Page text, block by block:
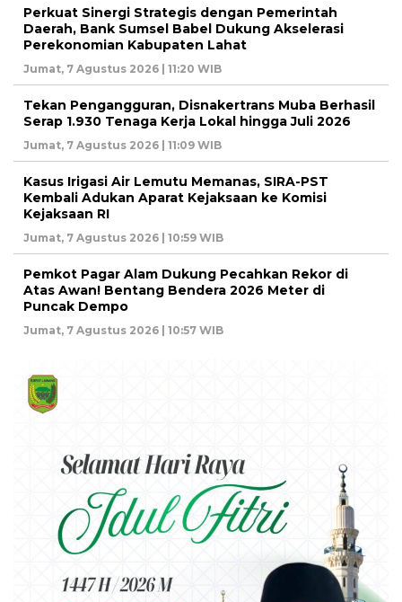
Perkuat Sinergi Strategis dengan Pemerintah
Daerah, Bank Sumsel Babel Dukung Akselerasi
Perekonomian Kabupaten Lahat
Jumat, 7 Agustus 2026 | 11:20 WIB
Tekan Pengangguran, Disnakertrans Muba Berhasil
Serap 1.930 Tenaga Kerja Lokal hingga Juli 2026
Jumat, 7 Agustus 2026 | 11:09 WIB
Kasus Irigasi Air Lemutu Memanas, SIRA-PST
Kembali Adukan Aparat Kejaksaan ke Komisi
Kejaksaan RI
Jumat, 7 Agustus 2026 | 10:59 WIB
Pemkot Pagar Alam Dukung Pecahkan Rekor di
Atas Awan! Bentang Bendera 2026 Meter di
Puncak Dempo
Jumat, 7 Agustus 2026 | 10:57 WIB